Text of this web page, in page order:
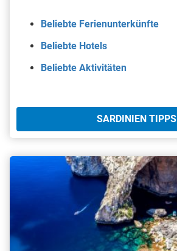
Beliebte Ferienunterkünfte
Beliebte Hotels
Beliebte Aktivitäten
SARDINIEN TIPPS